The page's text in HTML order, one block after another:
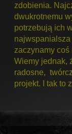
zdobienia.
dwukrotnemu
potrzebują ich
zaczynamy
Wiemy jednak,
radosne,
projekt. I tak to